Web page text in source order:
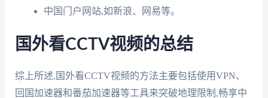
中国门户网站,如新浪、网易等。
国外看CCTV视频的总结
综上所述,国外看CCTV视频的方法主要包括使用VPN、
回国加速器和番茄加速器等工具来突破地理限制,畅享中